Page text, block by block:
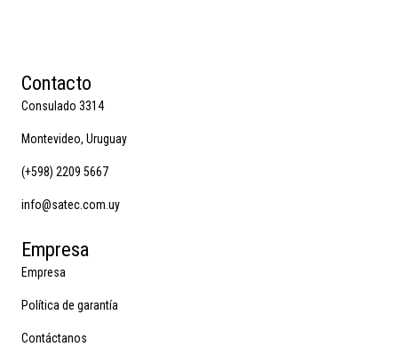
Contacto
Consulado 3314
Montevideo, Uruguay
(+598) 2209 5667
info@satec.com.uy
Empresa
Empresa
Política de garantía
Contáctanos